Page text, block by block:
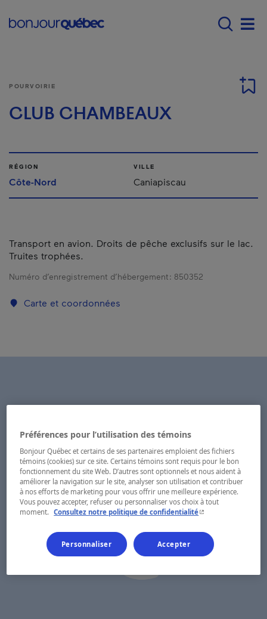
Main navigation -
POURVOIRIE
CLUB CHAMBEAUX
RÉGION
Côte-Nord
VILLE
Caniapiscau
Transport en avion. Droits de pêche exclusifs sur le lac.
Truites trophées.
Numéro d’enregistrement d’hébergement : 850352
Carte et coordonnées
Préférences pour l’utilisation des témoins
Bonjour Québec et certains de ses partenaires emploient des fichiers
témoins (cookies) sur ce site. Certains témoins sont requis pour le bon
fonctionnement du site Web. D’autres sont optionnels et nous aident à
améliorer la navigation sur le site, analyser son utilisation et contribuer
à nos efforts de marketing pour vous offrir une meilleure expérience.
Vous pouvez accepter, refuser ou personnaliser vos choix à tout
moment. Consultez notre politique de confidentialité- Cet hyperlien
Personnaliser Accepter